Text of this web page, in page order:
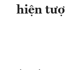
hiện